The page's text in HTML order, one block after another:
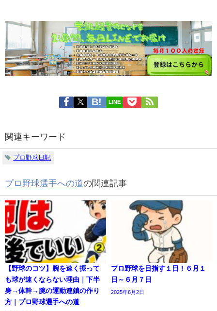
LINE
関連キーワード
プロ野球日記
プロ野球選手への道の関連記事
【野球のコツ】腕を速く振って
も球が速くならない理由｜下半
身→体幹→腕の運動連鎖の作り
方｜プロ野球選手への道
プロ野球を目指す１日！６月１
日～６月７日
2025年6月2日